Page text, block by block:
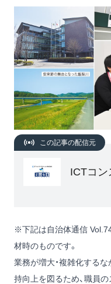
この記事の配信元
ICTコ
※下記は自治体通信
材時のものです。
業務が増大・複雑化する
持向上を図るため、職員